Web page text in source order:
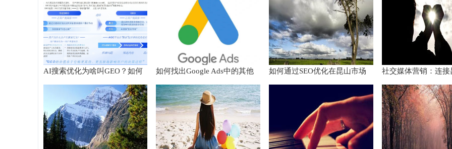
AI搜索优化为啥叫GEO？如何
在AI搜索中获得排名？
如何找出Google Ads中的其他
搜索字词
如何通过SEO优化在昆山市场
脱颖而出
社交媒体营销：连
的桥梁